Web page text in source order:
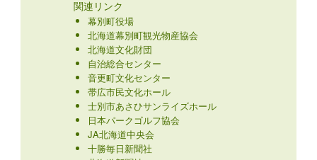
関連リンク
幕別町役場
北海道幕別町観光物産協会
北海道文化財団
自治総合センター
音更町文化センター
帯広市民文化ホール
士別市あさひサンライズホール
日本パークゴルフ協会
JA北海道中央会
十勝毎日新聞社